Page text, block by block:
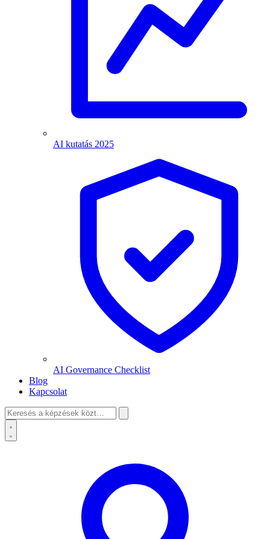
AI kutatás 2025
AI Governance Checklist
Blog
Kapcsolat